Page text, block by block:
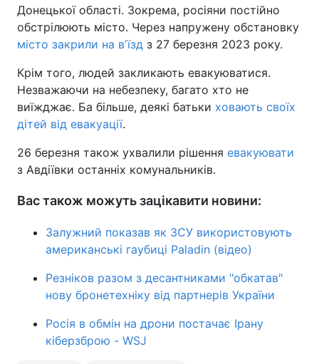
Донецької області. Зокрема, росіяни постійно
обстрілюють місто. Через напружену обстановку
місто закрили на вʼїзд з 27 березня 2023 року.
Крім того, людей закликають евакуюватися.
Незважаючи на небезпеку, багато хто не
виїжджає. Ба більше, деякі батьки ховають своїх
дітей від евакуації.
26 березня також ухвалили рішення евакуювати
з Авдіївки останніх комунальників.
Вас також можуть зацікавити новини:
Залужний показав як ЗСУ використовують
американські гаубиці Paladin (відео)
Резніков разом з десантниками "обкатав"
нову бронетехніку від партнерів України
Росія в обмін на дрони постачає Ірану
кіберзброю - WSJ